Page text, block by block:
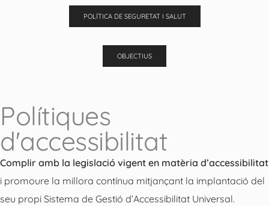
POLÍTICA DE SEGURETAT I SALUT
OBJECTIUS
Polítiques
d'accessibilitat
Complir amb la legislació vigent en matèria d’accessibilitat
i promoure la millora contínua mitjançant la implantació del
seu propi Sistema de Gestió d’Accessibilitat Universal.